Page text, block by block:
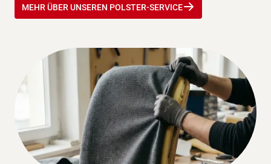
MEHR ÜBER UNSEREN POLSTER-SERVICE